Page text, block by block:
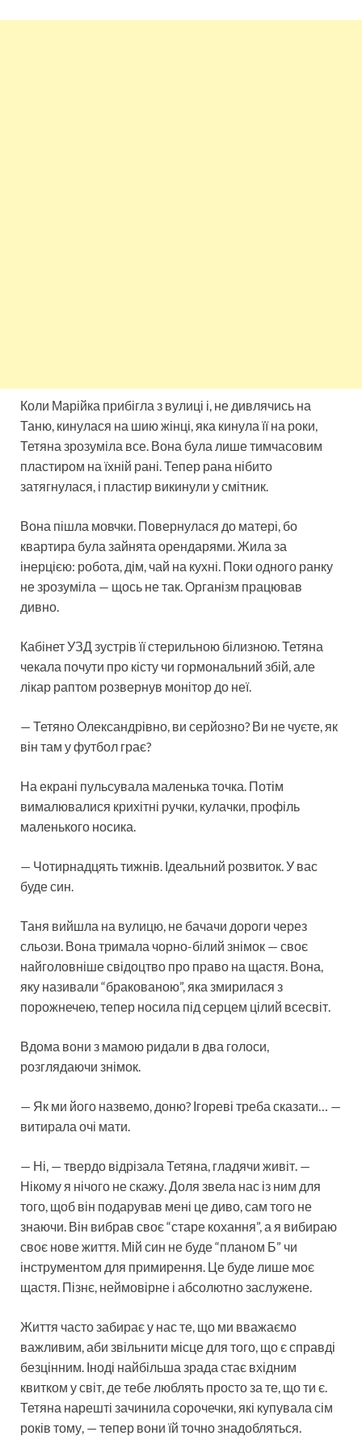
Коли Марійка прибігла з вулиці і, не дивлячись на
Таню, кинулася на шию жінці, яка кинула її на роки,
Тетяна зрозуміла все. Вона була лише тимчасовим
пластиром на їхній рані. Тепер рана нібито
затягнулася, і пластир викинули у смітник.
Вона пішла мовчки. Повернулася до матері, бо
квартира була зайнята орендарями. Жила за
інерцією: робота, дім, чай на кухні. Поки одного ранку
не зрозуміла — щось не так. Організм працював
дивно.
Кабінет УЗД зустрів її стерильною білизною. Тетяна
чекала почути про кісту чи гормональний збій, але
лікар раптом розвернув монітор до неї.
— Тетяно Олександрівно, ви серйозно? Ви не чуєте, як
він там у футбол грає?
На екрані пульсувала маленька точка. Потім
вималювалися крихітні ручки, кулачки, профіль
маленького носика.
— Чотирнадцять тижнів. Ідеальний розвиток. У вас
буде син.
Таня вийшла на вулицю, не бачачи дороги через
сльози. Вона тримала чорно-білий знімок — своє
найголовніше свідоцтво про право на щастя. Вона,
яку називали “бракованою”, яка змирилася з
порожнечею, тепер носила під серцем цілий всесвіт.
Вдома вони з мамою ридали в два голоси,
розглядаючи знімок.
— Як ми його назвемо, доню? Ігореві треба сказати… —
витирала очі мати.
— Ні, — твердо відрізала Тетяна, гладячи живіт. —
Нікому я нічого не скажу. Доля звела нас із ним для
того, щоб він подарував мені це диво, сам того не
знаючи. Він вибрав своє “старе кохання”, а я вибираю
своє нове життя. Мій син не буде “планом Б” чи
інструментом для примирення. Це буде лише моє
щастя. Пізнє, неймовірне і абсолютно заслужене.
Життя часто забирає у нас те, що ми вважаємо
важливим, аби звільнити місце для того, що є справді
безцінним. Іноді найбільша зрада стає вхідним
квитком у світ, де тебе люблять просто за те, що ти є.
Тетяна нарешті зачинила сорочечки, які купувала сім
років тому, — тепер вони їй точно знадобляться.